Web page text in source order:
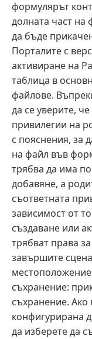
формулярът
долната част на
да бъде
Порталите с
активиране на
таблица в
файлове.
да се уверите,
привилегии на
с пояснения, за
на файл във
трябва да има
добавяне, а
съответната
зависимост от
създаване или
трябват права
завършите
съхранение:
съхранение.
конфигурирана
да изберете да